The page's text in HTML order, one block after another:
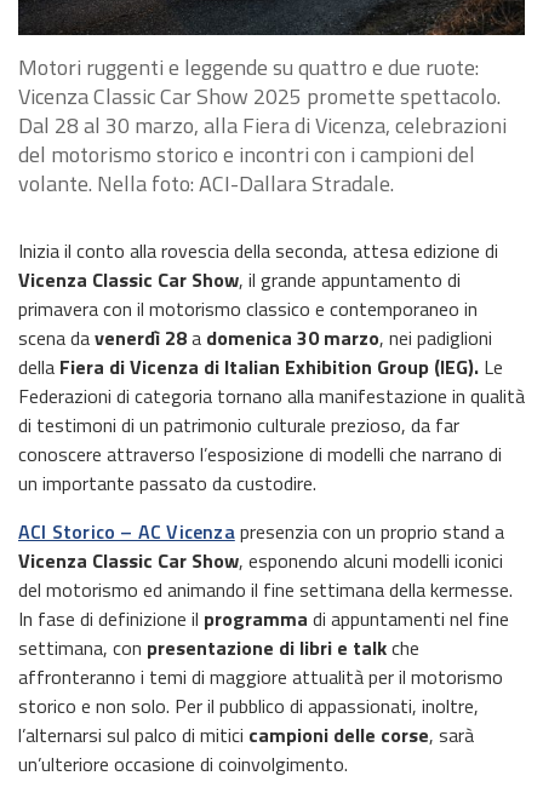
Motori ruggenti e leggende su quattro e due ruote:
Vicenza Classic Car Show 2025 promette spettacolo.
Dal 28 al 30 marzo, alla Fiera di Vicenza, celebrazioni
del motorismo storico e incontri con i campioni del
volante. Nella foto: ACI-Dallara Stradale.
Inizia il conto alla rovescia della seconda, attesa edizione di
Vicenza Classic Car Show, il grande appuntamento di
primavera con il motorismo classico e contemporaneo in
scena davenerdì 28a domenica 30 marzo, nei padiglioni
della Fiera di Vicenza di Italian Exhibition Group (IEG). Le
Federazioni di categoria tornano alla manifestazione in qualità
di testimoni di un patrimonio culturale prezioso, da far
conoscere attraverso l’esposizione di modelli che narrano di
un importante passato da custodire.
ACI Storico – AC Vicenzapresenzia con un proprio stand a
Vicenza Classic Car Show, esponendo alcuni modelli iconici
del motorismo ed animando il fine settimana della kermesse.
In fase di definizione il programma di appuntamenti nel fine
settimana, con presentazione di libri e talkche
affronteranno i temi di maggiore attualità per il motorismo
storico e non solo. Per il pubblico di appassionati, inoltre,
l’alternarsi sul palco di mitici campioni delle corse, sarà
un’ulteriore occasione di coinvolgimento.